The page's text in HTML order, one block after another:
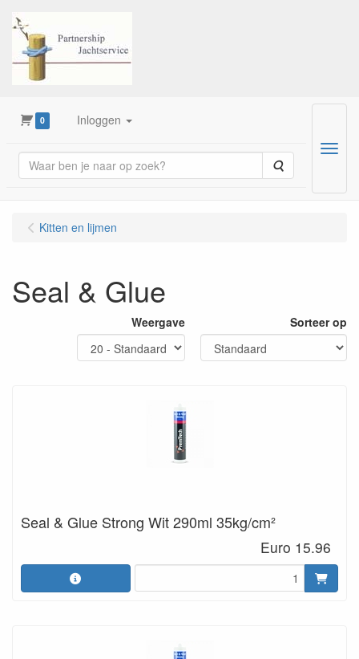
0 Inloggen
Zoeken
Menu
Kitten en lijmen
Seal & Glue
Weergave Sorteer op
Seal & Glue Strong Wit 290ml 35kg/cm²
Euro 15.96